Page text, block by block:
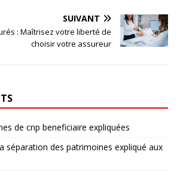
SUIVANT
: Maîtrisez votre liberté de
choisir votre assureur
de cnp beneficiaire expliquées
séparation des patrimoines expliqué aux